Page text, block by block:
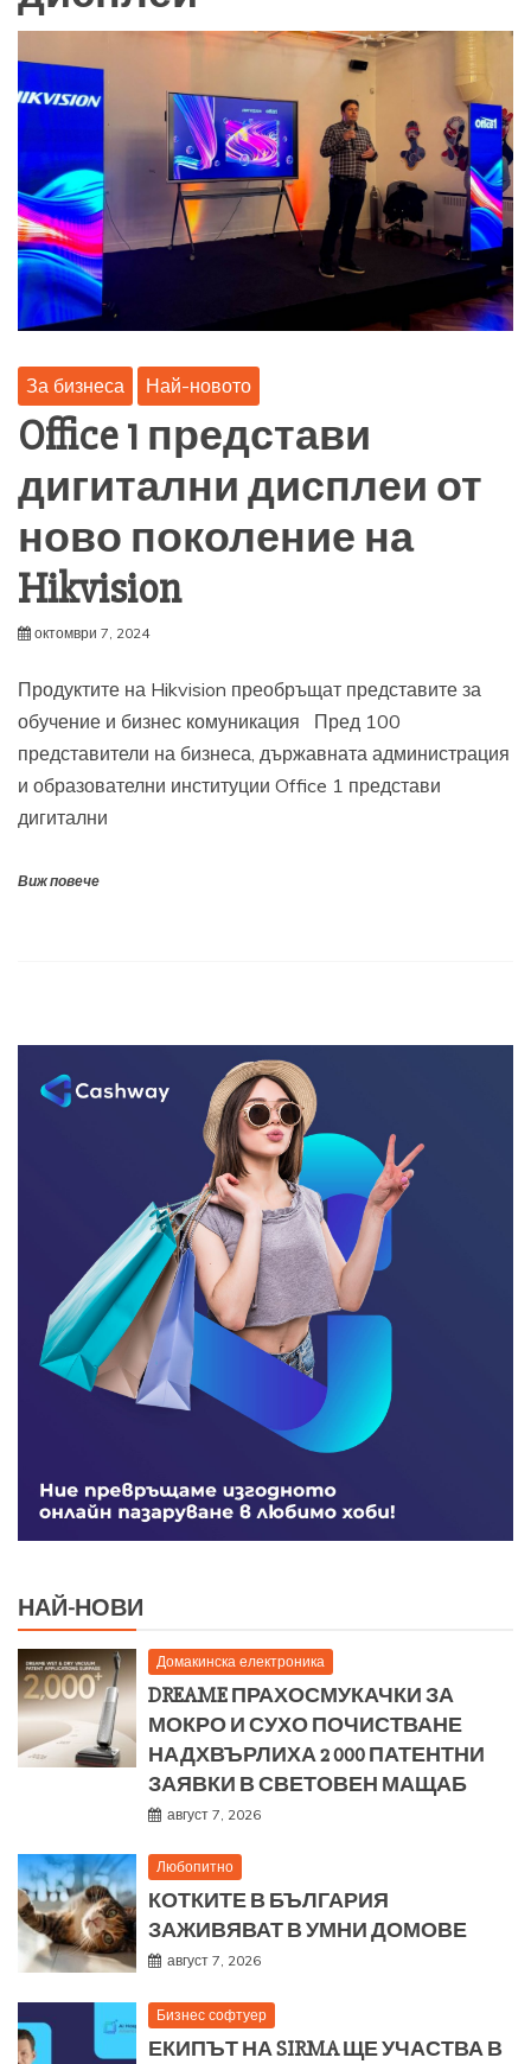
За бизнеса Най-новото
Office 1 представи
дигитални дисплеи от
ново поколение на
Hikvision
октомври 7, 2024
Продуктите на Hikvision преобръщат представите за
обучение и бизнес комуникация Пред 100
представители на бизнеса, държавната администрация
и образователни институции Office 1 представи
дигитални
Виж повече
НАЙ-НОВИ
Домакинска електроника
DREAME ПРАХОСМУКАЧКИ ЗА
МОКРО И СУХО ПОЧИСТВАНЕ
НАДХВЪРЛИХА 2 000 ПАТЕНТНИ
ЗАЯВКИ В СВЕТОВЕН МАЩАБ
август 7, 2026
Любопитно
КОТКИТЕ В БЪЛГАРИЯ
ЗАЖИВЯВАТ В УМНИ ДОМОВЕ
август 7, 2026
Бизнес софтуер
ЕКИПЪТ НА SIRMA ЩЕ УЧАСТВА В